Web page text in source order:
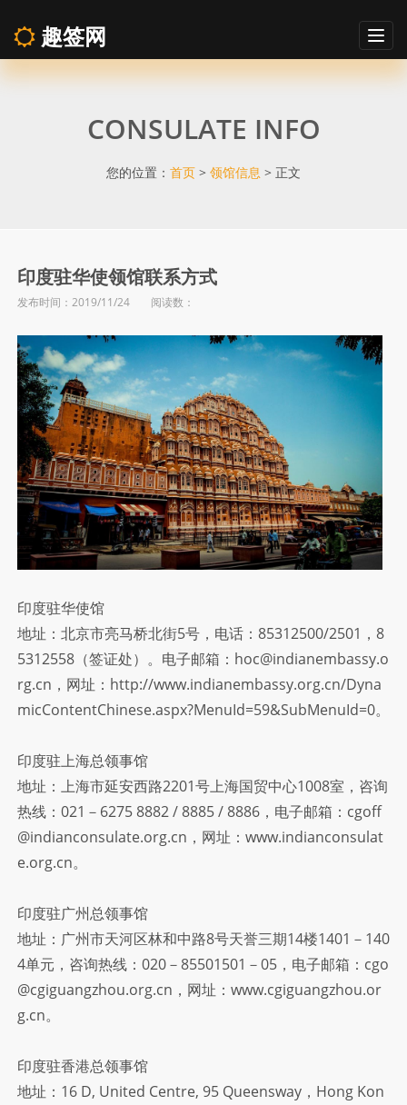
印
使
领
馆
联
系
方
式
趣签网
CONSULATE INFO
您的位置： 首页 > 领馆信息 > 正文
印度驻华使领馆联系方式
发布时间：2019/11/24 阅读数：
印度驻华使馆
地址：北京市亮马桥北街5号，电话：85312500/2501，8
5312558（签证处）。电子邮箱：hoc@indianembassy.o
rg.cn，网址：http://www.indianembassy.org.cn/Dyna
micContentChinese.aspx?MenuId=59&SubMenuId=0。
印度驻上海总领事馆
地址：上海市延安西路2201号上海国贸中心1008室，咨询
热线：021－6275 8882 / 8885 / 8886，电子邮箱：cgoff
@indianconsulate.org.cn，网址：www.indianconsulat
e.org.cn。
印度驻广州总领事馆
地址：广州市天河区林和中路8号天誉三期14楼1401－140
4单元，咨询热线：020－85501501－05，电子邮箱：cgo
@cgiguangzhou.org.cn，网址：www.cgiguangzhou.or
g.cn。
印度驻香港总领事馆
地址：16 D, United Centre, 95 Queensway，Hong Kon